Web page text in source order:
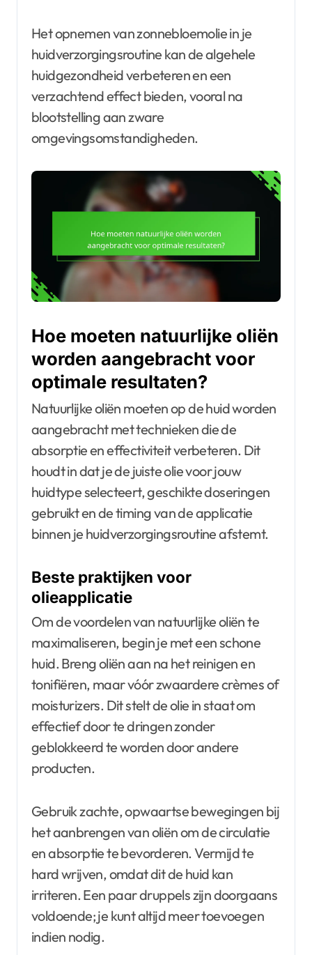
Het opnemen van zonnebloemolie in je
huidverzorgingsroutine kan de algehele
huidgezondheid verbeteren en een
verzachtend effect bieden, vooral na
blootstelling aan zware
omgevingsomstandigheden.
Hoe moeten natuurlijke oliën
worden aangebracht voor
optimale resultaten?
Natuurlijke oliën moeten op de huid worden
aangebracht met technieken die de
absorptie en effectiviteit verbeteren. Dit
houdt in dat je de juiste olie voor jouw
huidtype selecteert, geschikte doseringen
gebruikt en de timing van de applicatie
binnen je huidverzorgingsroutine afstemt.
Beste praktijken voor
olieapplicatie
Om de voordelen van natuurlijke oliën te
maximaliseren, begin je met een schone
huid. Breng oliën aan na het reinigen en
tonifiëren, maar vóór zwaardere crèmes of
moisturizers. Dit stelt de olie in staat om
effectief door te dringen zonder
geblokkeerd te worden door andere
producten.
Gebruik zachte, opwaartse bewegingen bij
het aanbrengen van oliën om de circulatie
en absorptie te bevorderen. Vermijd te
hard wrijven, omdat dit de huid kan
irriteren. Een paar druppels zijn doorgaans
voldoende; je kunt altijd meer toevoegen
indien nodig.